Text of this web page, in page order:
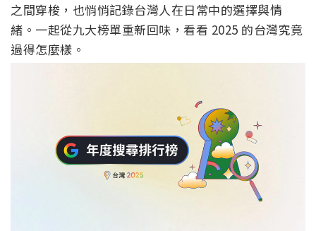
之間穿梭，也悄悄記錄台灣人在日常中的選擇與情
緒。一起從九大榜單重新回味，看看 2025 的台灣究竟
過得怎麼樣。